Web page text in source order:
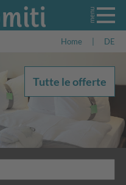
Home DE
Tutte le offerte